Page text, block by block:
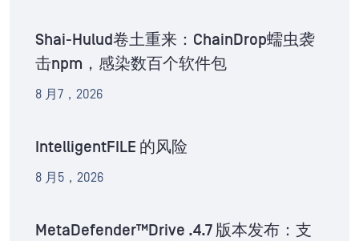
Shai-Hulud卷土重来：ChainDrop蠕虫袭
击npm，感染数百个软件包
8 月7，2026
IntelligentFILE 的风险
8 月5，2026
MetaDefender™Drive .4.7 版本发布：支